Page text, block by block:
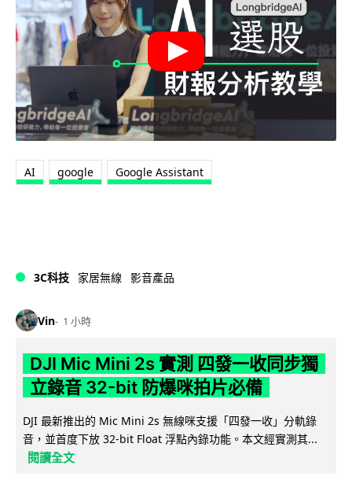
AI google Google Assistant
3C科技 家居無線 影音產品
Vin 1 小時
DJI Mic Mini 2s 實測 四發一收同步獨
立錄音 32-bit 防爆咪拍片必備
DJI 最新推出的 Mic Mini 2s 無線咪支援「四發一收」分軌錄
音，並首度下放 32-bit Float 浮點內錄功能。本文經實測其...
閱讀全文